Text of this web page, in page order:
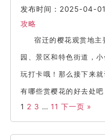
发布时间：2025-04-01
攻略
宿迁的樱花观赏地主
园、景区和特色街道，
玩打卡哦！那么接下来
有哪些赏樱花的好去处吧
1 2 3 … 11 下一页 »